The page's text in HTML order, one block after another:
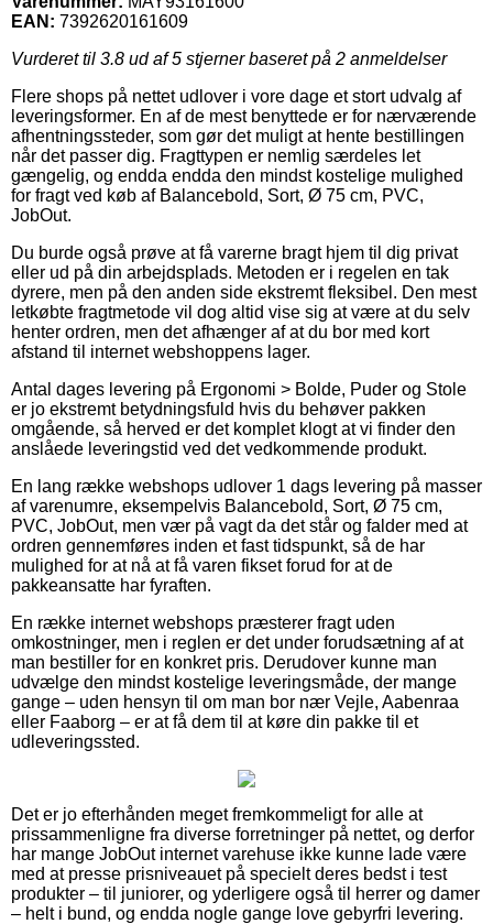
EAN: 7392620161609
Vurderet til 3.8 ud af 5 stjerner baseret på 2 anmeldelser
Flere shops på nettet udlover i vore dage et stort udvalg af
leveringsformer. En af de mest benyttede er for nærværende
afhentningssteder, som gør det muligt at hente bestillingen
når det passer dig. Fragttypen er nemlig særdeles let
gængelig, og endda endda den mindst kostelige mulighed
for fragt ved køb af Balancebold, Sort, Ø 75 cm, PVC,
JobOut.
Du burde også prøve at få varerne bragt hjem til dig privat
eller ud på din arbejdsplads. Metoden er i regelen en tak
dyrere, men på den anden side ekstremt fleksibel. Den mest
letkøbte fragtmetode vil dog altid vise sig at være at du selv
henter ordren, men det afhænger af at du bor med kort
afstand til internet webshoppens lager.
Antal dages levering på Ergonomi > Bolde, Puder og Stole
er jo ekstremt betydningsfuld hvis du behøver pakken
omgående, så herved er det komplet klogt at vi finder den
anslåede leveringstid ved det vedkommende produkt.
En lang række webshops udlover 1 dags levering på masser
af varenumre, eksempelvis Balancebold, Sort, Ø 75 cm,
PVC, JobOut, men vær på vagt da det står og falder med at
ordren gennemføres inden et fast tidspunkt, så de har
mulighed for at nå at få varen fikset forud for at de
pakkeansatte har fyraften.
En række internet webshops præsterer fragt uden
omkostninger, men i reglen er det under forudsætning af at
man bestiller for en konkret pris. Derudover kunne man
udvælge den mindst kostelige leveringsmåde, der mange
gange – uden hensyn til om man bor nær Vejle, Aabenraa
eller Faaborg – er at få dem til at køre din pakke til et
udleveringssted.
Det er jo efterhånden meget fremkommeligt for alle at
prissammenligne fra diverse forretninger på nettet, og derfor
har mange JobOut internet varehuse ikke kunne lade være
med at presse prisniveauet på specielt deres bedst i test
produkter – til juniorer, og yderligere også til herrer og damer
– helt i bund, og endda nogle gange love gebyrfri levering.